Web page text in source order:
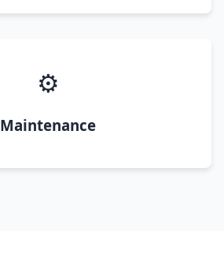
⚙️
Maintenance